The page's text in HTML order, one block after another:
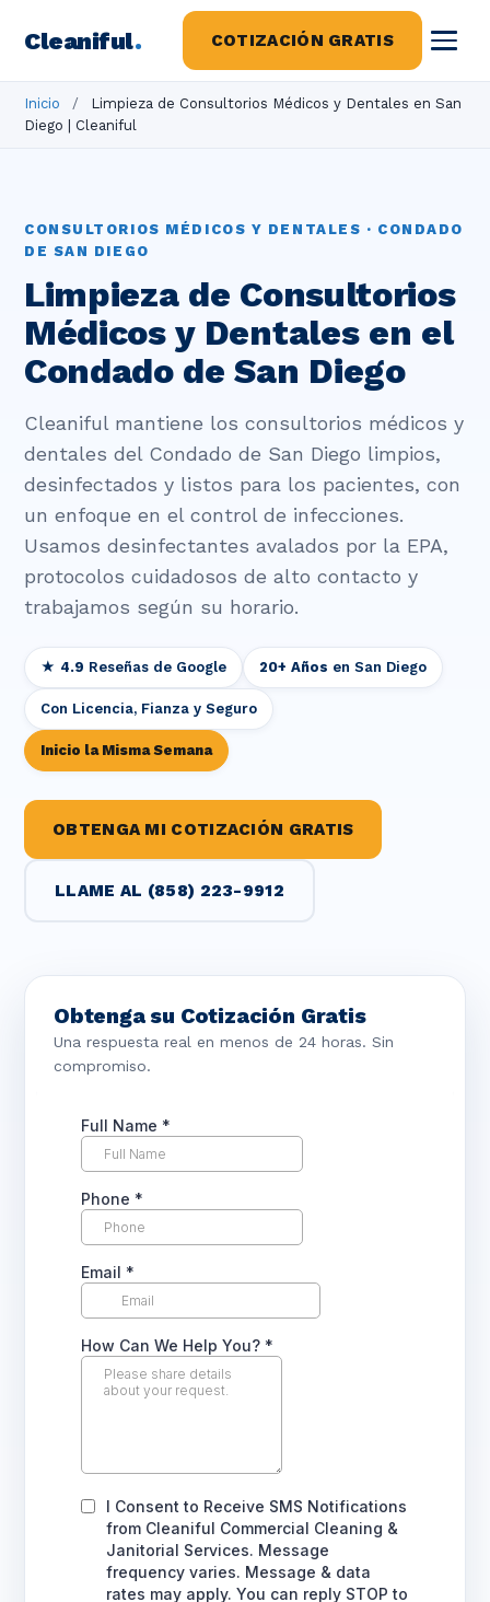
Cleaniful. COTIZACIÓN GRATIS
Inicio /
Limpieza de Consultorios Médicos y Dentales en San
Diego | Cleaniful
CONSULTORIOS MÉDICOS Y DENTALES · CONDADO
DE SAN DIEGO
Limpieza de Consultorios
Médicos y Dentales en el
Condado de San Diego
Cleaniful mantiene los consultorios médicos y
dentales del Condado de San Diego limpios,
desinfectados y listos para los pacientes, con
un enfoque en el control de infecciones.
Usamos desinfectantes avalados por la EPA,
protocolos cuidadosos de alto contacto y
trabajamos según su horario.
★ 4.9 Reseñas de Google 20+ Años en San Diego
Con Licencia, Fianza y Seguro
Inicio la Misma Semana
OBTENGA MI COTIZACIÓN GRATIS
LLAME AL (858) 223-9912
Obtenga su Cotización Gratis
Una respuesta real en menos de 24 horas. Sin
compromiso.